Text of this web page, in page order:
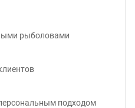
рыболовами
подходом